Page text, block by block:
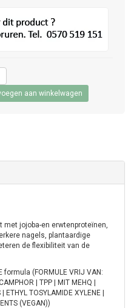
aan winkelwagen
jojoba-en erwtenproteïnen,
nagels, plantaardige
de flexibiliteit van de
formula (FORMULE VRIJ VAN:
| TPP | MIT MEHQ |
ETHYL TOSYLAMIDE XYLENE |
(VEGAN))